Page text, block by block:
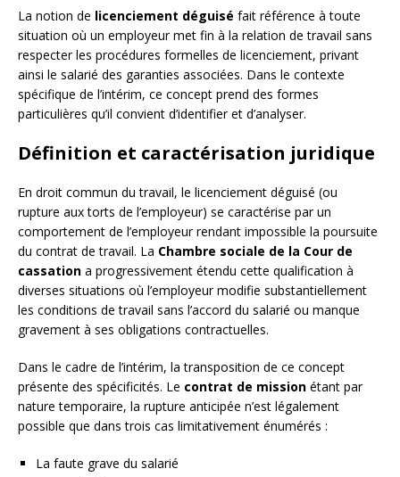
La notion de licenciement déguisé fait référence à toute
situation où un employeur met fin à la relation de travail sans
respecter les procédures formelles de licenciement, privant
ainsi le salarié des garanties associées. Dans le contexte
spécifique de l’intérim, ce concept prend des formes
particulières qu’il convient d’identifier et d’analyser.
Définition et caractérisation juridique
En droit commun du travail, le licenciement déguisé (ou
rupture aux torts de l’employeur) se caractérise par un
comportement de l’employeur rendant impossible la poursuite
du contrat de travail. La Chambre sociale de la Cour de
cassation a progressivement étendu cette qualification à
diverses situations où l’employeur modifie substantiellement
les conditions de travail sans l’accord du salarié ou manque
gravement à ses obligations contractuelles.
Dans le cadre de l’intérim, la transposition de ce concept
présente des spécificités. Le contrat de mission étant par
nature temporaire, la rupture anticipée n’est légalement
possible que dans trois cas limitativement énumérés :
La faute grave du salarié